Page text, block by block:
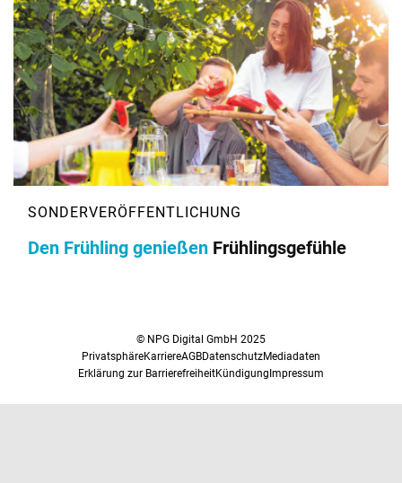
Den Frühling genießen Frühlingsgefühle
© NPG Digital GmbH 2025
PrivatsphäreKarriereAGBDatenschutzMediadaten
Erklärung zur BarrierefreiheitKündigungImpressum